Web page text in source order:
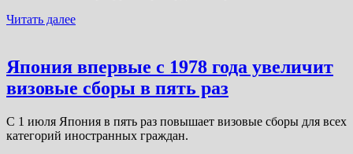
Читать далее
Япония впервые с 1978 года увеличит
визовые сборы в пять раз
С 1 июля Япония в пять раз повышает визовые сборы для всех
категорий иностранных граждан.